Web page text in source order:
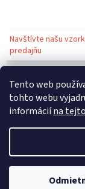
Tento web
tohto webu
informáciína
Navštívte našu
predajňu
Copyright 2026